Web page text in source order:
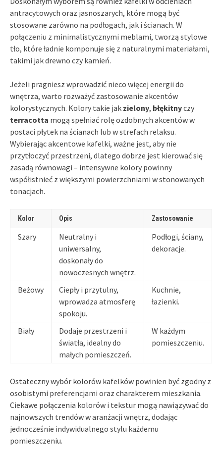
antracytowych oraz jasnoszarych, które mogą być
stosowane zarówno na podłogach, jak i ścianach. W
połączeniu z minimalistycznymi meblami, tworzą stylowe
tło, które ładnie komponuje się z naturalnymi materiałami,
takimi jak drewno czy kamień.
Jeżeli pragniesz wprowadzić nieco więcej energii do
wnętrza, warto rozważyć zastosowanie akcentów
kolorystycznych. Kolory takie jak zielony, błękitnyczy
terracotta mogą spełniać rolę ozdobnych akcentów w
postaci płytek na ścianach lub w strefach relaksu.
Wybierając akcentowe kafelki, ważne jest, aby nie
przytłoczyć przestrzeni, dlatego dobrze jest kierować się
zasadą równowagi – intensywne kolory powinny
współistnieć z większymi powierzchniami w stonowanych
tonacjach.
Kolor Opis Zastosowanie
Szary
Neutralny i
uniwersalny,
doskonały do
nowoczesnych wnętrz.
Podłogi, ściany,
dekoracje.
Beżowy
Ciepły i przytulny,
wprowadza atmosferę
spokoju.
Kuchnie,
łazienki.
Biały
Dodaje przestrzeni i
światła, idealny do
małych pomieszczeń.
W każdym
pomieszczeniu.
Ostateczny wybór kolorów kafelków powinien być zgodny z
osobistymi preferencjami oraz charakterem mieszkania.
Ciekawe połączenia kolorów i tekstur mogą nawiązywać do
najnowszych trendów w aranżacji wnętrz, dodając
jednocześnie indywidualnego stylu każdemu
pomieszczeniu.